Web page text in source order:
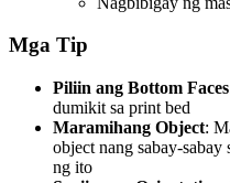
Mga Tip
Piliin ang Bottom Faces
dumikit sa print bed
Maramihang Object:
object nang sabay-sabay
ng ito